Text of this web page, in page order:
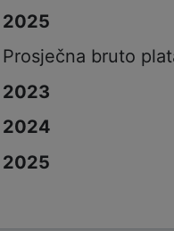
Prosječna bruto